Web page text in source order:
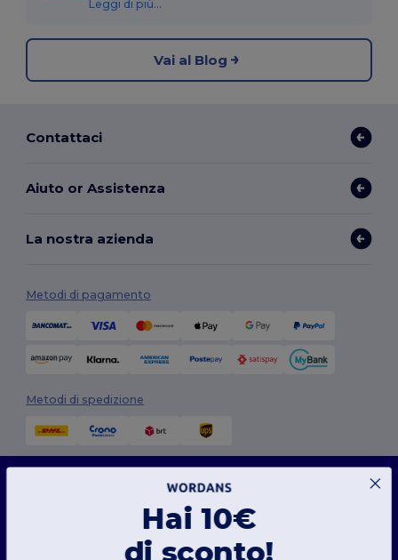
Leggi di più...
Vai al Blog
Contattaci
Aiuto or Assistenza
La nostra azienda
Metodi di pagamento
Metodi di spedizione
Il nostro sito web utilizza sia cookie propri che di terze parti per migliorare la
funzionalità generale, ricordare le tue preferenze, analizzare le prestazioni del sito web
e garantire un'esperienza di navigazione fluida e personalizzata, compresi contenuti
su misura, interazioni ottimizzate con il nostro sito web e pubblicità.
Puoi gestire le tue preferenze sui cookie in qualsiasi momento. I cookie essenziali,
Hai 10€
di sconto!